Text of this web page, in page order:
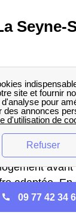
Seyne-
Cela
qu'avec un
il faut
adaptée.
étaient
09 77 42 34